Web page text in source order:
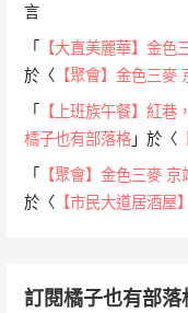
言
「 【大直美麗華】金
於〈 【聚會】金色三麥
「 【上班族午餐】紅
橘子也有部落格 」於〈
「 【聚會】金色三麥
於〈 【市民大道居酒
訂閱橘子也有部